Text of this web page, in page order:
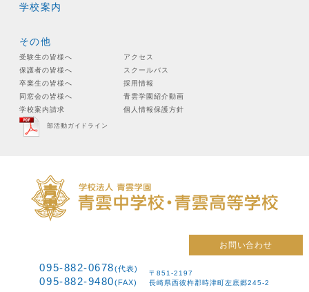
学校案内
その他
受験生の皆様へ
保護者の皆様へ
卒業生の皆様へ
同窓会の皆様へ
学校案内請求
アクセス
スクールバス
採用情報
青雲学園紹介動画
個人情報保護方針
部活動ガイドライン
お問い合わせ
095-882-0678(代表)
095-882-9480(FAX)
〒851-2197
長崎県西彼杵郡時津町左底郷245-2